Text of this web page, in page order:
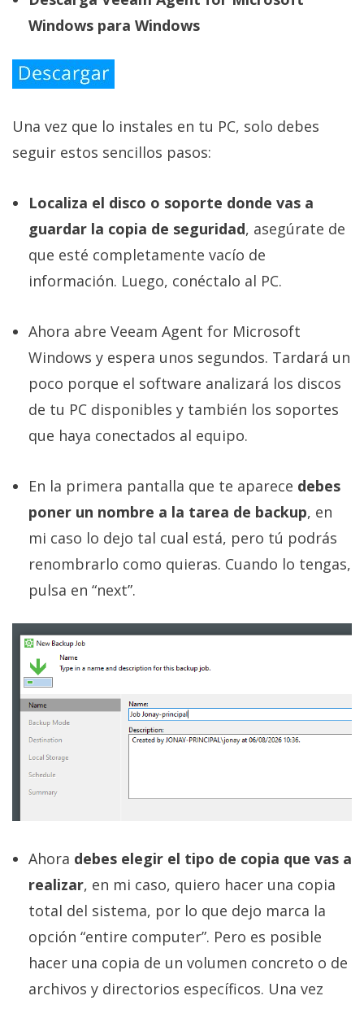
Windows para Windows
Una vez que lo instales en tu PC, solo debes
seguir estos sencillos pasos:
Localiza el disco o soporte donde vas a
guardar la copia de seguridad, asegúrate de
que esté completamente vacío de
información. Luego, conéctalo al PC.
Ahora abre Veeam Agent for Microsoft
Windows y espera unos segundos. Tardará un
poco porque el software analizará los discos
de tu PC disponibles y también los soportes
que haya conectados al equipo.
En la primera pantalla que te aparece debes
poner un nombre a la tarea de backup, en
mi caso lo dejo tal cual está, pero tú podrás
renombrarlo como quieras. Cuando lo tengas,
pulsa en “next”.
Ahora debes elegir el tipo de copia que vas a
realizar, en mi caso, quiero hacer una copia
total del sistema, por lo que dejo marca la
opción “entire computer”. Pero es posible
hacer una copia de un volumen concreto o de
archivos y directorios específicos. Una vez